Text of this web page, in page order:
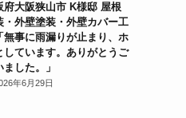
府大阪狭山市 K様邸 屋根
・外壁塗装・外壁カバー工
無事に雨漏りが止まり、ホ
しています。ありがとうご
ました。」
年6月29日